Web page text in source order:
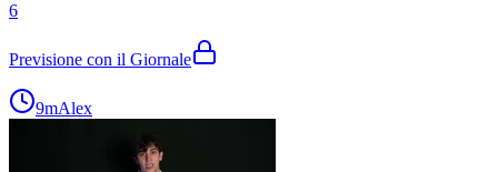
6
Previsione con il Giornale
9mAlex